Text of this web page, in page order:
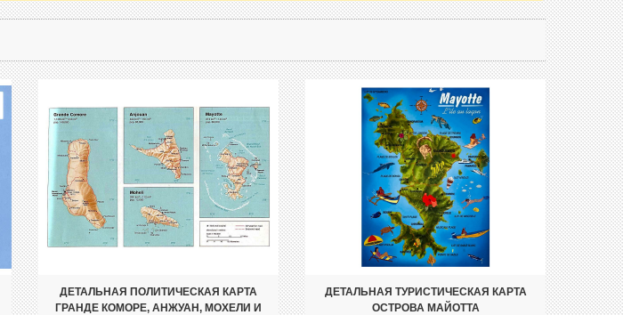
ДЕТАЛЬНАЯ ПОЛИТИЧЕСКАЯ КАРТА
ГРАНДЕ КОМОРЕ, АНЖУАН, МОХЕЛИ И
ДЕТАЛЬНАЯ ТУРИСТИЧЕСКАЯ КАРТА
ОСТРОВА МАЙОТТА